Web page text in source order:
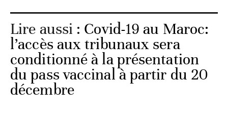
Lire aussi : Covid-19 au Maroc:
l’accès aux tribunaux sera
conditionné à la présentation
du pass vaccinal à partir du 20
décembre